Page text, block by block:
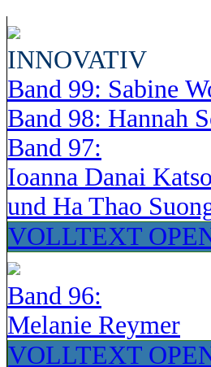
INNOVATIV
Band 99: Sabine
Band 98: Hannah
Band 97:
Ioanna Danai
und Ha Thao
VOLLTEXT
Band 96:
Melanie Reymer
VOLLTEXT